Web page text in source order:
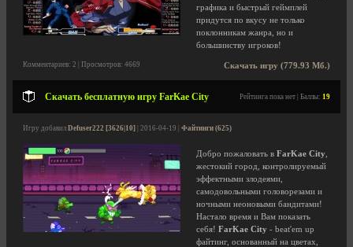
графика и быстрый геймплей
придутся по вкусу не только
поклонникам жанра, но и
большинству игроков!
Скачать игру (779.93 Мб.)
Комментариев: 2 | Просмотров: 4669
Скачать бесплатную игру FarKae City Рейтинга пока нет | Баллы: 19
Игру добавил Defuser222 [3626|10] | 2016-04-19 | Файтинги (625)
Добро пожаловать в FarKae City
жестокий город, контролируемый
эффектными злодеями,
самодовольными головорезами и
ночными неоновыми бандитами!
Настало время и Вам показать
себя! FarKae City - beat'em up
файтинг, основанный на цветах,